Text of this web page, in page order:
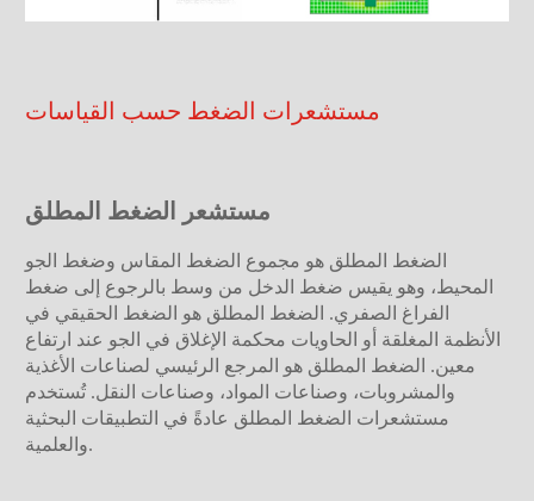
مستشعرات الضغط حسب القياسات
مستشعر الضغط المطلق
الضغط المطلق هو مجموع الضغط المقاس وضغط الجو
المحيط، وهو يقيس ضغط الدخل من وسط بالرجوع إلى ضغط
الفراغ الصفري. الضغط المطلق هو الضغط الحقيقي في
الأنظمة المغلقة أو الحاويات محكمة الإغلاق في الجو عند ارتفاع
معين. الضغط المطلق هو المرجع الرئيسي لصناعات الأغذية
والمشروبات، وصناعات المواد، وصناعات النقل. تُستخدم
مستشعرات الضغط المطلق عادةً في التطبيقات البحثية
والعلمية.